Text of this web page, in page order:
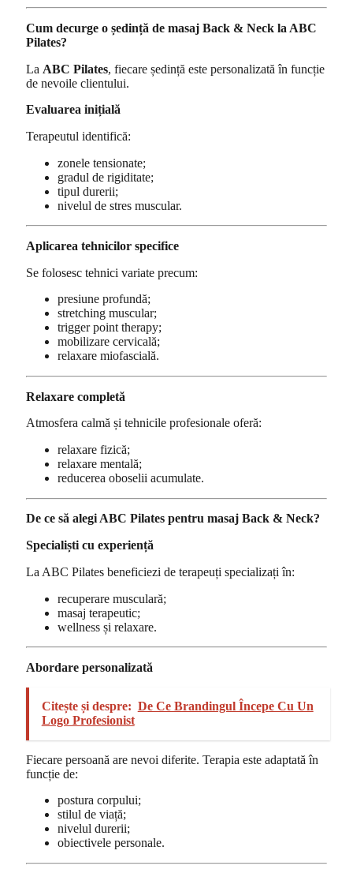
Cum decurge o ședință de masaj Back & Neck la ABC
Pilates?
La ABC Pilates, fiecare ședință este personalizată în funcție
de nevoile clientului.
Evaluarea inițială
Terapeutul identifică:
zonele tensionate;
gradul de rigiditate;
tipul durerii;
nivelul de stres muscular.
Aplicarea tehnicilor specifice
Se folosesc tehnici variate precum:
presiune profundă;
stretching muscular;
trigger point therapy;
mobilizare cervicală;
relaxare miofascială.
Relaxare completă
Atmosfera calmă și tehnicile profesionale oferă:
relaxare fizică;
relaxare mentală;
reducerea oboselii acumulate.
De ce să alegi ABC Pilates pentru masaj Back & Neck?
Specialiști cu experiență
La ABC Pilates beneficiezi de terapeuți specializați în:
recuperare musculară;
masaj terapeutic;
wellness și relaxare.
Abordare personalizată
Citește și despre: De Ce Brandingul Începe Cu Un
Logo Profesionist
Fiecare persoană are nevoi diferite. Terapia este adaptată în
funcție de:
postura corpului;
stilul de viață;
nivelul durerii;
obiectivele personale.